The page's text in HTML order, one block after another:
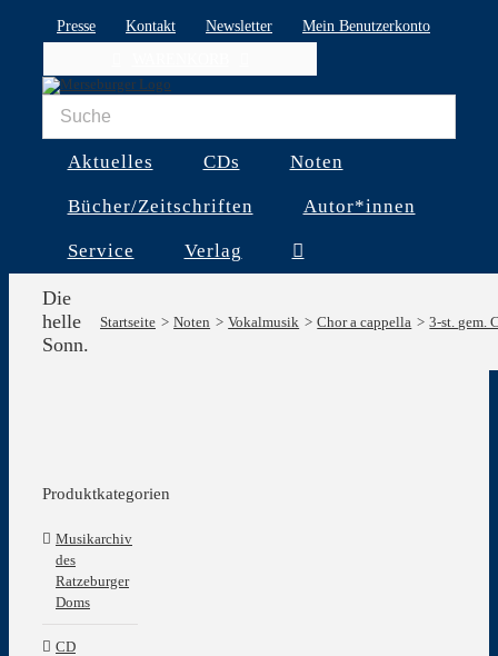
Presse Kontakt Newsletter
Mein Benutzerkonto
Aktuelles CDs Noten
Bücher/Zeitschriften Autor*innen
Service Verlag
Die
helle
Sonn.
Startseite Noten Vokalmusik Chor a cappella 3-st. gem.
Produktkategorien
Musikarchiv
des
Ratzeburger
Doms
CD